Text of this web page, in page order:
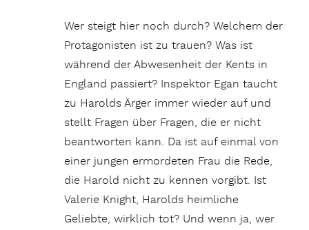
Wer steigt hier noch durch? Welchem der
Protagonisten ist zu trauen? Was ist
während der Abwesenheit der Kents in
England passiert? Inspektor Egan taucht
zu Harolds Ärger immer wieder auf und
stellt Fragen über Fragen, die er nicht
beantworten kann. Da ist auf einmal von
einer jungen ermordeten Frau die Rede,
die Harold nicht zu kennen vorgibt. Ist
Valerie Knight, Harolds heimliche
Geliebte, wirklich tot? Und wenn ja, wer